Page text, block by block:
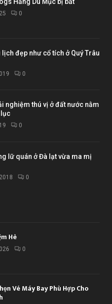
0
đẹp như cổ tích ở Quý Trâu
0
nghiệm thú vị ở đất nước nằm
0
lữ quán ở Đà lạt vừa ma mị
0
Hè
0
Vé Máy Bay Phù Hợp Cho